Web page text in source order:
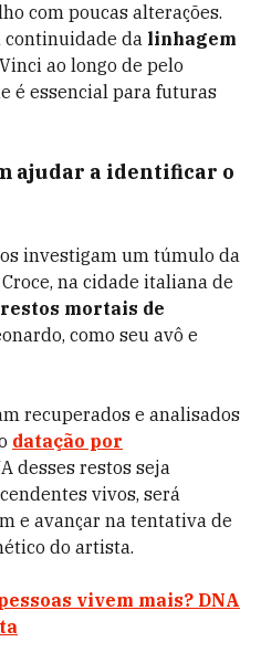
com poucas alterações.
continuidade da linhagem
ao longo de pelo
é essencial para futuras
ajudar a identificar o
investigam um túmulo da
na cidade italiana de
restos mortais de
como seu avô e
recuperados e analisados
datação por
desses restos seja
vivos, será
e avançar na tentativa de
do artista.
vivem mais? DNA